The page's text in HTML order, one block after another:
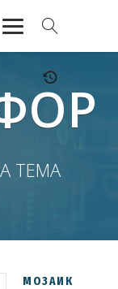
ТЕМА
МОЗАИК